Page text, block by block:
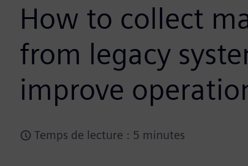
How to collect
from legacy
improve
Temps de lecture : 5 minutes